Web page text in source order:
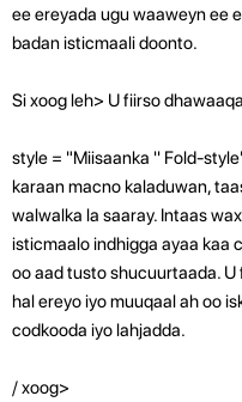
ee ereyada ugu waaweyn ee
badan isticmaali doonto.
Si xoog leh> U fiirso
style = "Miisaanka '' Fold-
karaan macno kaladuwan,
walwalka la saaray. Intaas
isticmaalo indhigga ayaa kaa
oo aad tusto shucuurtaada.
hal ereyo iyo muuqaal ah oo
codkooda iyo lahjadda.
/ xoog>